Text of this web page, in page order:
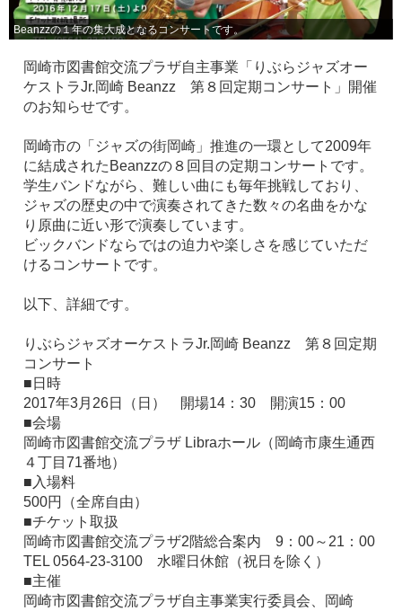
Beanzzの１年の集大成となるコンサートです。
岡崎市図書館交流プラザ自主事業「りぶらジャズオー
ケストラJr.岡崎 Beanzz 第８回定期コンサート」開催
のお知らせです。
岡崎市の「ジャズの街岡崎」推進の一環として2009年
に結成されたBeanzzの８回目の定期コンサートです。
学生バンドながら、難しい曲にも毎年挑戦しており、
ジャズの歴史の中で演奏されてきた数々の名曲をかな
り原曲に近い形で演奏しています。
ビックバンドならではの迫力や楽しさを感じていただ
けるコンサートです。
以下、詳細です。
りぶらジャズオーケストラJr.岡崎 Beanzz 第８回定期
コンサート
■日時
2017年3月26日（日） 開場14：30 開演15：00
■会場
岡崎市図書館交流プラザ Libraホール（岡崎市康生通西
４丁目71番地）
■入場料
500円（全席自由）
■チケット取扱
岡崎市図書館交流プラザ2階総合案内 9：00～21：00
TEL 0564-23-3100 水曜日休館（祝日を除く）
■主催
岡崎市図書館交流プラザ自主事業実行委員会、岡崎